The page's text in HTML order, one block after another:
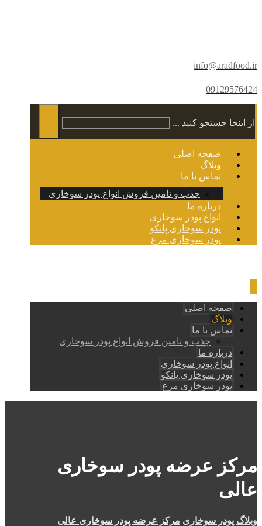
info@aradfood.ir
09129576424
از اینجا جستجو کنید ...
صفحه اصلی
وبلاگ
تماس با ما
جذب و تامین فروش انواع پودر سوخاری
درباره ما
انواع پودر سوخاری
پودر سوخاری پانکو
پودر سوخاری مرغ
صفحه اصلی
وبلاگ
تماس با ما
جذب و تامین فروش انواع پودر سوخاری
درباره ما
انواع پودر سوخاری
پودر سوخاری پانکو
پودر سوخاری مرغ
مرکز عرضه پودر سوخاری
عالی
وبلاگ پودر سوخاری مرکز عرضه پودر سوخاری عالی